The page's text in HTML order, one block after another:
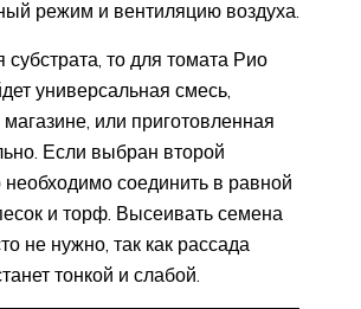
режим и вентиляцию воздуха.
субстрата, то для томата Рио
универсальная смесь,
или приготовленная
Если выбран второй
необходимо соединить в равной
и торф. Высеивать семена
не нужно, так как рассада
тонкой и слабой.